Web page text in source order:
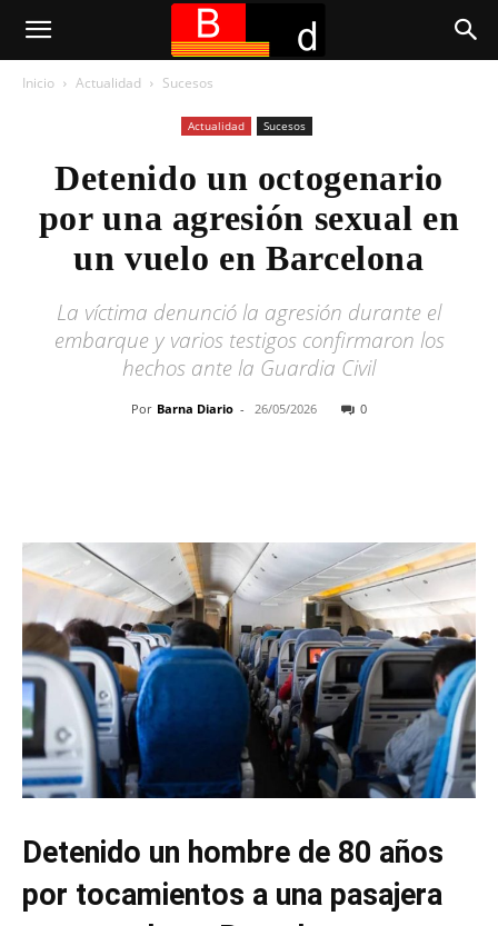
Inicio Actualidad Sucesos
Actualidad Sucesos
Detenido un octogenario
por una agresión sexual en
un vuelo en Barcelona
La víctima denunció la agresión durante el
embarque y varios testigos confirmaron los
hechos ante la Guardia Civil
Por Barna Diario - 26/05/2026 0
Detenido un hombre de 80 años
por tocamientos a una pasajera